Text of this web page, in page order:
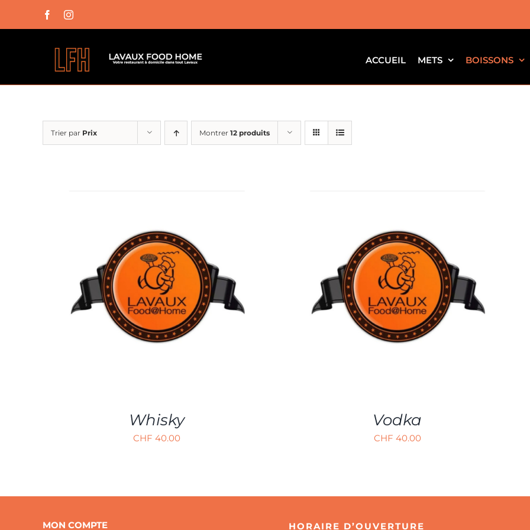
FacebookInstagram
ACCUEIL METS BOISSONS
Trier par Prix Montrer 12 produits
AJOUTER AU PANIER APERÇU
Whisky
CHF 40.00
AJOUTER AU PANIER APERÇU
Vodka
CHF 40.00
MON COMPTE HORAIRE D’OUVERTURE